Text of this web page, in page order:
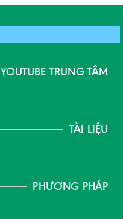
YOUTUBE TRUNG TÂM
TÀI LIỆU
PHƯƠNG PHÁP